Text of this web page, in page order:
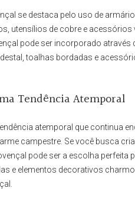
se destaca pelo uso de
utensílios de cobre e
pode ser incorporado
toalhas bordadas e
Tendência Atemporal
atemporal que continua
campestre. Se você busca
pode ser a escolha
e elementos decorativos